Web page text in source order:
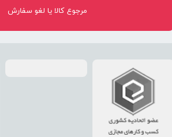
مرجوع کالا یا لغو سفارش